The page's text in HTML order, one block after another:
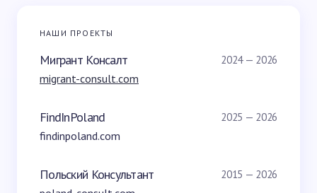
НАШИ ПРОЕКТЫ
Мигрант Консалт 2024 — 2026
migrant-consult.com
FindInPoland 2025 — 2026
findinpoland.com
Польский Консультант 2015 — 2026